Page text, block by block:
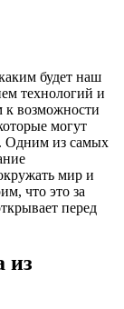
будет наш
технологий и
к возможности
могут
Одним из самых
мир и
что это за
перед
из